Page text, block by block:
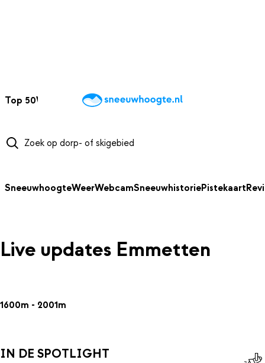
Top 50Webcams WintersportweerKaarten
SneeuwhoogteWeerWebcamSneeuwhistoriePistekaart
Live updates Emmetten
1600m - 2001m
IN DE SPOTLIGHT